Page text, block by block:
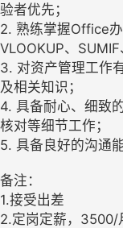
验者优先；
2. 熟练掌握Office
VLOOKUP、
3. 对资产管理工作
及相关知识；
4. 具备耐心、细致
核对等细节工作；
5. 具备良好的沟通
备注：
1.接受出差
2.定岗定薪，3500/